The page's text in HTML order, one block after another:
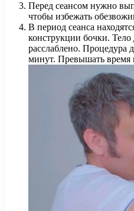
Перед сеансом нужно
чтобы избежать
В период сеанса
конструкции бочки.
расслаблено. Процедура
минут. Превышать время